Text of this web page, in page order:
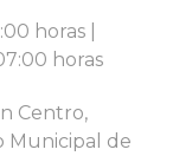
horas |
horas
Centro,
Municipal de